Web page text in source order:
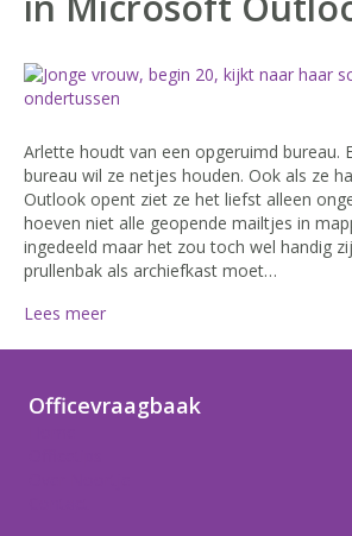
Arlette houdt van een opgeruimd bureau.
bureau wil ze netjes houden. Ook als ze
Outlook opent ziet ze het liefst alleen
hoeven niet alle geopende mailtjes in
ingedeeld maar het zou toch wel handig
prullenbak als archiefkast moet…
Lees meer
Officevraagbaak